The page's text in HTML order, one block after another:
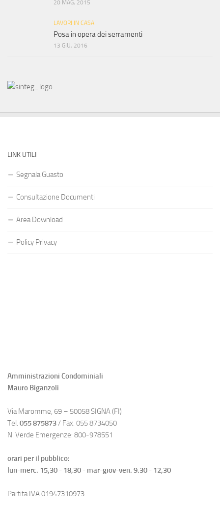
20 MAG, 2015
LAVORI IN CASA
Posa in opera dei serramenti
13 GIU, 2016
LINK UTILI
Segnala Guasto
Consultazione Documenti
Area Download
Policy Privacy
Amministrazioni Condominiali
Mauro Biganzoli
Via Maromme, 69 – 50058 SIGNA (FI)
Tel. 055 875873/ Fax. 055 8734050
N. Verde Emergenze: 800-978551
orari per il pubblico:
lun-merc. 15,30 - 18,30 - mar-giov-ven. 9.30 - 12,30
Partita IVA 01947310973